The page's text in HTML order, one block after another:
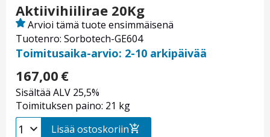
Aktiivihiilirae 20Kg
Tuotenro: Sorbotech-GE604
Arvioi tämä tuote ensimmäisenä
Toimitusaika-arvio: 2-10 arkipäivää
167,00 €
Sisältää ALV 25,5%
Toimituksen paino: 21 kg
Lisää ostoskoriin